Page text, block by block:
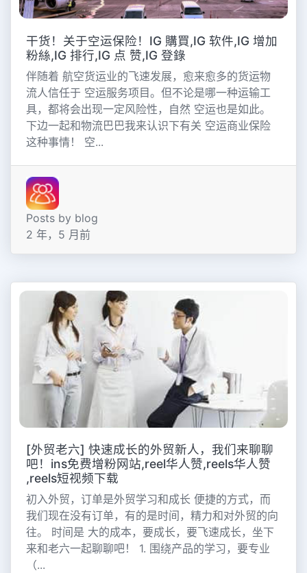
干货！关于空运保险！IG 購買,IG 软件,IG 增加
粉絲,IG 排行,IG 点 赞,IG 登錄
伴随着 航空货运业的飞速发展，愈来愈多的货运物
流人信任于 空运服务项目。但不论是哪一种运输工
具，都将会出现一定风险性，自然 空运也是如此。
下边一起和物流巴巴我来认识下有关 空运商业保险
这种事情！ 空...
Posts by blog
2 年，5 月前
[外贸老六] 快速成长的外贸新人，我们来聊聊
吧！ins免费增粉网站,reel华人赞,reels华人赞
,reels短视频下载
初入外贸，订单是外贸学习和成长 便捷的方式，而
我们现在没有订单，有的是时间，精力和对外贸的向
往。 时间是 大的成本，要成长，要飞速成长，坐下
来和老六一起聊聊吧！ 1. 围绕产品的学习，要专业
（...